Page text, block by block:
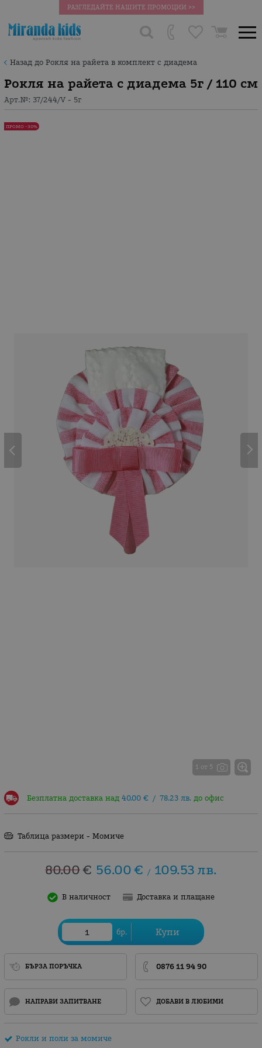
РАЗГЛЕДАЙТЕ НАШИТЕ ПРОМОЦИИ >>
Назад до Рокля на райета в комплект с диадема
Рокля на райета с диадема 5г / 110 см
Арт.№: 37/244/V - 5г
1 от 5
ПРОМО -30%
Безплатна доставка над 40.00 € / 78.23 лв.до офис
Таблица размери - Момиче
80.00€ 56.00€ / 109.53 лв.
В наличност Доставка и плащане
бр. Купи
БЪРЗА ПОРЪЧКА 0876 11 94 90
НАПРАВИ ЗАПИТВАНЕ ДОБАВИ В ЛЮБИМИ
Рокли и поли за момиче